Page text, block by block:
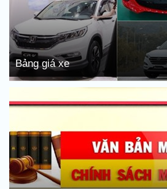
Bảng giá xe